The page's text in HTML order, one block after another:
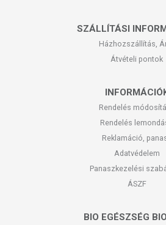
SZÁLLÍTÁSI
Házhozszállítás,
Átvételi pontok
Rendelés
Rendelés
Reklamáció,
Adatvédelem
Panaszkezelési
ÁSZF
BIO EGÉSZSÉG